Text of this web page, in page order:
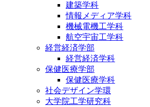
建築学科
情報メディア学科
機械電機工学科
航空宇宙工学科
経営経済学部
経営経済学科
保健医療学部
保健医療学科
社会デザイン学環
大学院工学研究科